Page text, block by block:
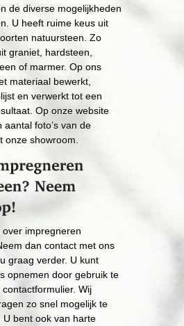
de diverse mogelijkheden
U heeft ruime keus uit
natuursteen. Zo
graniet, hardsteen,
of marmer. Op ons
materiaal bewerkt,
en verwerkt tot een
Op onze website
aantal foto’s van de
onze showroom.
​impregneren
dan contact met ons
graag verder. U kunt
opnemen door gebruik te
Wij
zo snel mogelijk te
U bent ook van harte